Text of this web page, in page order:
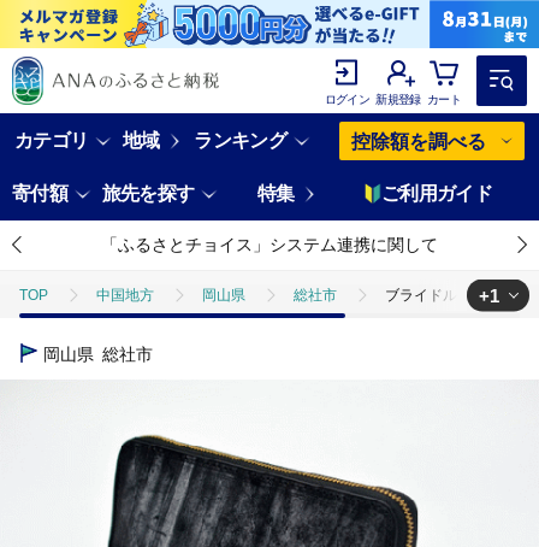
ログイン 新規登録 カート
カテゴリ 地域 ランキング 控除額を調べる
寄付額 旅先を探す 特集 ご利用ガイド
「ふるさとチョイス」システム連携に関して
TOP 中国地方 岡山県 総社市 ブライドルレザー ラ
TOP
+1
岡山県 総社市